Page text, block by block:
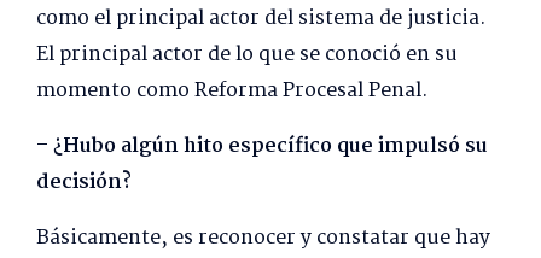
como el principal actor del sistema de justicia.
El principal actor de lo que se conoció en su
momento como Reforma Procesal Penal.
– ¿Hubo algún hito específico que impulsó su
decisión?
Básicamente, es reconocer y constatar que hay